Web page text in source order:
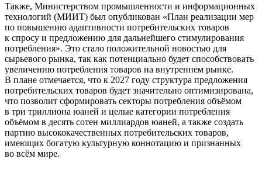
Также, Министерством промышленности и информационных
технологий (МИИТ) был опубликован «План реализации мер
по повышению адаптивности потребительских товаров
к спросу и предложению для дальнейшего стимулирования
потребления». Это стало положительной новостью для
сырьевого рынка, так как потенциально будет способствовать
увеличению потребления товаров на внутреннем рынке.
В плане отмечается, что к 2027 году структура предложения
потребительских товаров будет значительно оптимизирована,
что позволит сформировать секторы потребления объёмом
в три триллиона юаней и целые категории потребления
объёмом в десять сотен миллиардов юаней, а также создать
партию высококачественных потребительских товаров,
имеющих богатую культурную коннотацию и признанных
во всём мире.